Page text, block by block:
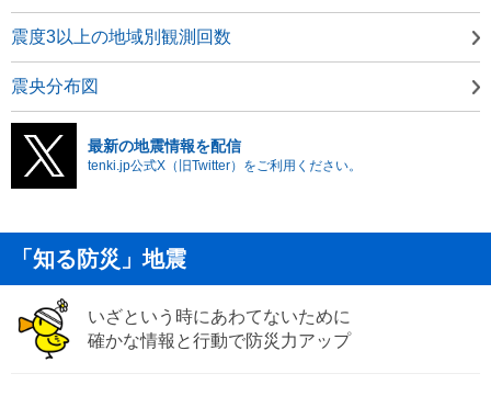
震度3以上の地域別観測回数
震央分布図
最新の地震情報を配信
tenki.jp公式X（旧Twitter）をご利用ください。
「知る防災」地震
いざという時にあわてないために
確かな情報と行動で防災力アップ